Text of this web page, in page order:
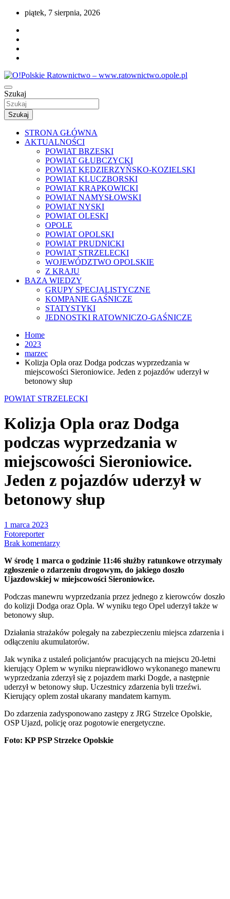
Przejdź
treści
piątek, 7 sierpnia, 2026
O!Polskie Ratownictwo –
www.ratownictwo.opole.pl
Portal opolskiego i polskiego ratownictwa.
Szukaj
Szukaj
STRONA GŁÓWNA
AKTUALNOŚCI
POWIAT BRZESKI
POWIAT GŁUBCZYCKI
POWIAT KĘDZIERZYŃSKO-KOZIELSKI
POWIAT KLUCZBORSKI
POWIAT KRAPKOWICKI
POWIAT NAMYSŁOWSKI
POWIAT NYSKI
POWIAT OLESKI
OPOLE
POWIAT OPOLSKI
POWIAT PRUDNICKI
POWIAT STRZELECKI
WOJEWÓDZTWO OPOLSKIE
Z KRAJU
BAZA WIEDZY
GRUPY SPECJALISTYCZNE
KOMPANIE GAŚNICZE
STATYSTYKI
JEDNOSTKI RATOWNICZO-GAŚNICZE
Home
2023
marzec
Kolizja Opla oraz Dodga podczas wyprzedzania w
miejscowości Sieroniowice. Jeden z pojazdów uderzył w
betonowy słup
POWIAT STRZELECKI
Kolizja Opla oraz Dodga
podczas wyprzedzania w
miejscowości Sieroniowice.
Jeden z pojazdów uderzył w
betonowy słup
1 marca 2023
Fotoreporter
Brak komentarzy
W środę 1 marca o godzinie 11:46 służby ratunkowe otrzymały
zgłoszenie o zdarzeniu drogowym, do jakiego doszło
Ujazdowskiej w miejscowości Sieroniowice.
Podczas manewru wyprzedzania przez jednego z kierowców doszło
do kolizji Dodga oraz Opla. W wyniku tego Opel uderzył także w
betonowy słup.
Działania strażaków polegały na zabezpieczeniu miejsca zdarzenia i
odłączeniu akumulatorów.
Jak wynika z ustaleń policjantów pracujących na miejscu 20-letni
kierujący Oplem w wyniku nieprawidłowo wykonanego manewru
wyprzedzania zderzył się z pojazdem marki Dogde, a następnie
uderzył w betonowy słup. Uczestnicy zdarzenia byli trzeźwi.
Kierujący oplem został ukarany mandatem karnym.
Do zdarzenia zadysponowano zastępy z JRG Strzelce Opolskie,
OSP Ujazd, policję oraz pogotowie energetyczne.
Foto: KP PSP Strzelce Opolskie